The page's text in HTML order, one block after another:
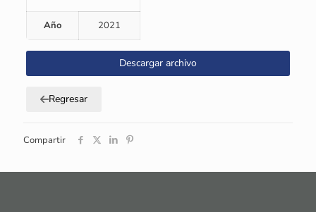
Año 2021
Descargar archivo
Regresar
Compartir